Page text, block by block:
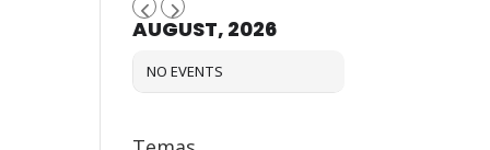
AUGUST, 2026
NO EVENTS